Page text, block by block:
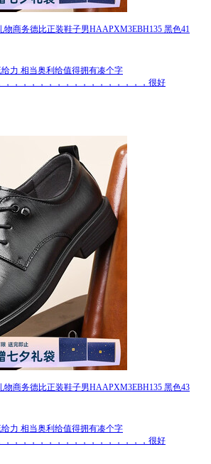
商务德比正装鞋子男HAAPXM3EBH135 黑色41
力 相当奥利给值得拥有凑个字
，，，，，，，，，，，，，，，，很好
商务德比正装鞋子男HAAPXM3EBH135 黑色43
力 相当奥利给值得拥有凑个字
，，，，，，，，，，，，，，，，很好